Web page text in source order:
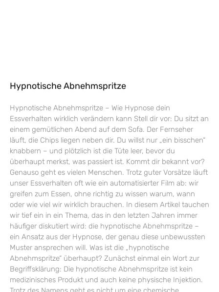
Hypnotische Abnehmspritze
Hypnotische Abnehmspritze – Wie Hypnose dein
Essverhalten wirklich verändern kann Stell dir vor: Du sitzt an
einem gemütlichen Abend auf dem Sofa. Der Fernseher
läuft, die Chips liegen neben dir. Du willst nur „ein bisschen“
knabbern – und plötzlich ist die Tüte leer, bevor du
überhaupt merkst, was passiert ist. Kommt dir bekannt vor?
Genauso geht es vielen Menschen. Trotz guter Vorsätze läuft
unser Essverhalten oft wie ein automatisierter Film ab: wir
greifen zum Essen, ohne richtig zu wissen warum, wann
oder wie viel wir wirklich brauchen. In diesem Artikel tauchen
wir tief ein in ein Thema, das in den letzten Jahren immer
häufiger diskutiert wird: die hypnotische Abnehmspritze –
ein Ansatz aus der Hypnose, der genau diese unbewussten
Muster ansprechen will. Was ist die „hypnotische
Abnehmspritze“ überhaupt? Zunächst einmal ein Wort zur
Begriffsklärung: Die hypnotische Abnehmspritze ist kein
medizinisches Produkt und auch keine physische Injektion.